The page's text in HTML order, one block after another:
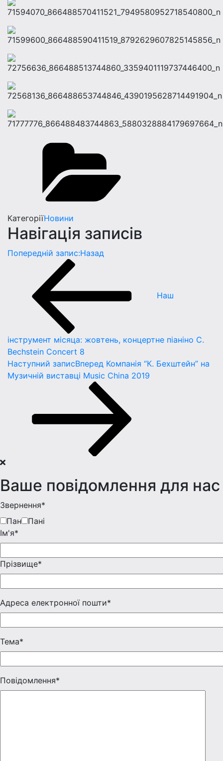
КатегоріїНовини
Навігація записів
Попередній запис:Назад
Наш
інструмент місяца: жовтень, концертне піаніно C.
Bechstein Concert 8
Наступний записВперед Компанія “К. Бехштейн” на
Музичній виставці Music China 2019
Ваше повідомлення для нас
Звернення*
Пан
Пані
Iм'я*
Прізвище*
Адреса електронної пошти*
Тема*
Повідомлення*